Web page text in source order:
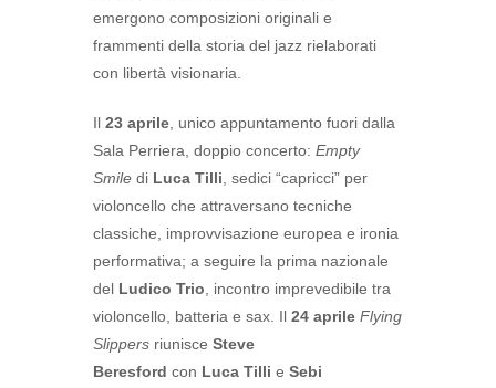
emergono composizioni originali e
frammenti della storia del jazz rielaborati
con libertà visionaria.
Il 23 aprile , unico appuntamento fuori dalla
Sala Perriera, doppio concerto: Empty
Smile di Luca Tilli , sedici “capricci” per
violoncello che attraversano tecniche
classiche, improvvisazione europea e ironia
performativa; a seguire la prima nazionale
del Ludico Trio , incontro imprevedibile tra
violoncello, batteria e sax. Il 24 aprile Flying
Slippers riunisce Steve
Beresford con Luca Tilli e Sebi